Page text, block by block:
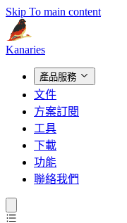
Skip To main content
Kanaries
產品服務
文件
方案訂閱
工具
下載
功能
聯絡我們